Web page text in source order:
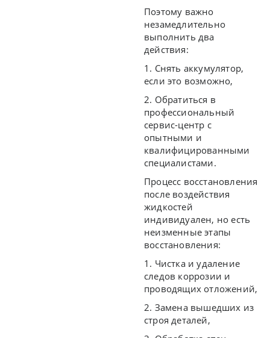
Поэтому важно
незамедлительно
выполнить два
действия:
1. Снять аккумулятор,
если это возможно,
2. Обратиться в
профессиональный
сервис-центр с
опытными и
квалифицированными
специалистами.
Процесс восстановления
после воздействия
жидкостей
индивидуален, но есть
неизменные этапы
восстановления:
1. Чистка и удаление
следов коррозии и
проводящих отложений,
2. Замена вышедших из
строя деталей,